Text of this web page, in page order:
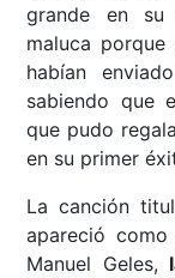
grande en su
maluca porque
habían
sabiendo que
que pudo
en su primer
La canción
apareció
Manuel Geles,